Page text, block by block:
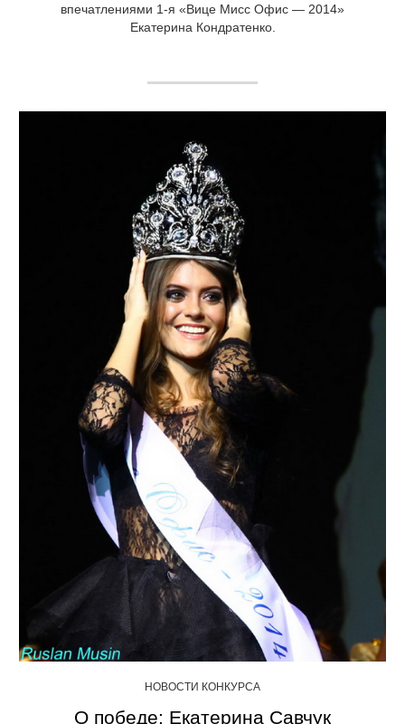
впечатлениями 1-я «Вице Мисс Офис — 2014»
Екатерина Кондратенко.
НОВОСТИ КОНКУРСА
О победе: Екатерина Савчук